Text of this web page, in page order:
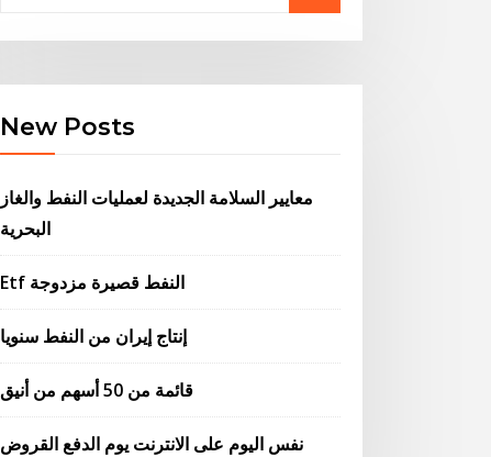
New Posts
معايير السلامة الجديدة لعمليات النفط والغاز
البحرية
Etf النفط قصيرة مزدوجة
إنتاج إيران من النفط سنويا
قائمة من 50 أسهم من أنيق
نفس اليوم على الانترنت يوم الدفع القروض